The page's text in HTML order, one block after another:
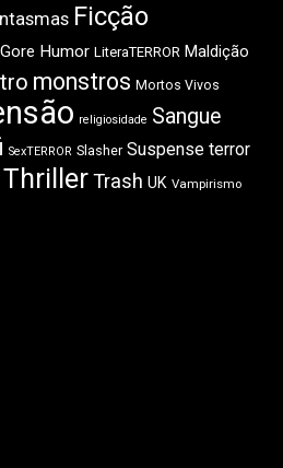
Ficção
Gore Humor LiteraTERROR Maldição
monstros Mortos Vivos
religiosidade Sangue
SexTERROR Slasher Suspense terror
ThrillerTrash UK Vampirismo